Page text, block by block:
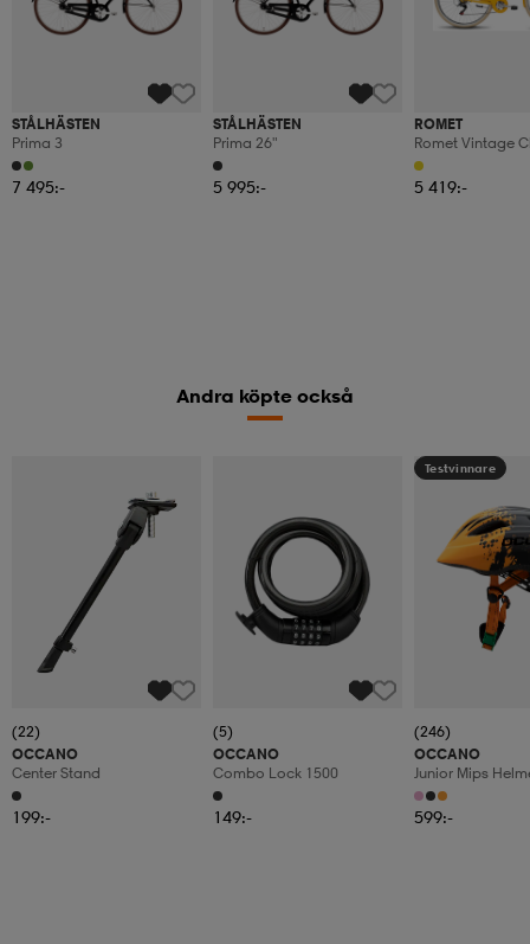
STÅLHÄSTEN
Prima 3
7 495:-
STÅLHÄSTEN
Prima 26"
5 995:-
ROMET
Romet Vintage
D
5 419:-
Andra köpte också
(22)
OCCANO
Center Stand
199:-
(5)
OCCANO
Combo Lock 1500
149:-
Testvinnare
(246)
OCCANO
Junior Mips
599:-